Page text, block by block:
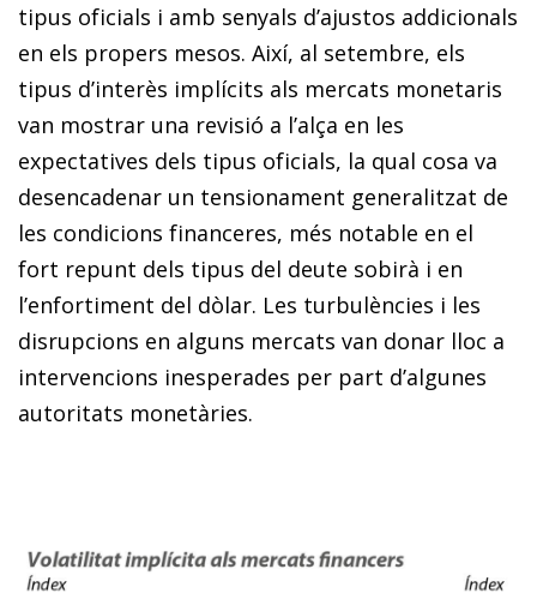
tipus oficials i amb senyals d’ajustos addicionals
en els propers mesos. Així, al setembre, els
tipus d’interès implícits als mercats monetaris
van mostrar una revisió a l’alça en les
expectatives dels tipus oficials, la qual cosa va
desencadenar un tensionament generalitzat de
les condicions financeres, més notable en el
fort repunt dels tipus del deute sobirà i en
l’enfortiment del dòlar. Les turbulències i les
disrupcions en alguns mercats van donar lloc a
intervencions inesperades per part d’algunes
autoritats monetàries.